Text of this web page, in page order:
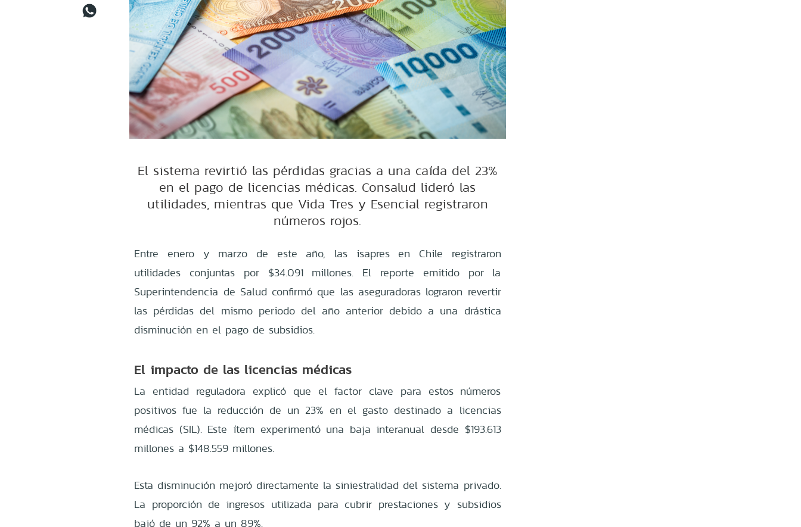
El sistema revirtió las pérdidas gracias a una caída del 23%
en el pago de licencias médicas. Consalud lideró las
utilidades, mientras que Vida Tres y Esencial registraron
números rojos.
Entre enero y marzo de este año, las isapres en Chile registraron
utilidades conjuntas por $34.091 millones. El reporte emitido por la
Superintendencia de Salud confirmó que las aseguradoras lograron revertir
las pérdidas del mismo periodo del año anterior debido a una drástica
disminución en el pago de subsidios.
El impacto de las licencias médicas
La entidad reguladora explicó que el factor clave para estos números
positivos fue la reducción de un 23% en el gasto destinado a licencias
médicas (SIL). Este ítem experimentó una baja interanual desde $193.613
millones a $148.559 millones.
Esta disminución mejoró directamente la siniestralidad del sistema privado.
La proporción de ingresos utilizada para cubrir prestaciones y subsidios
bajó de un 92% a un 89%.